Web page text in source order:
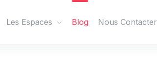
Les Espaces Blog Nous Contacter